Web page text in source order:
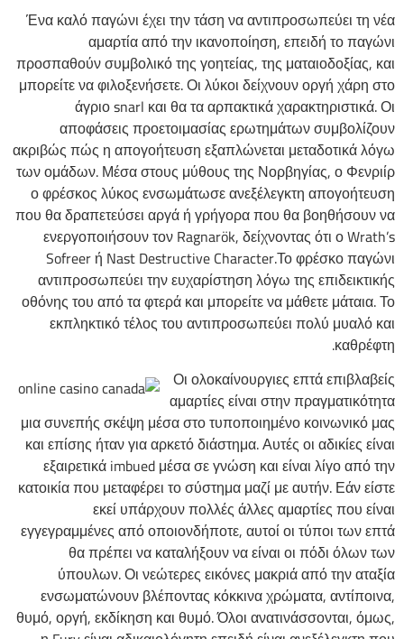
Ένα καλό παγώνι έχει την τάση να αντιπροσωπεύει τη νέα
αμαρτία από την ικανοποίηση, επειδή το παγώνι
προσπαθούν συμβολικό της γοητείας, της ματαιοδοξίας, και
μπορείτε να φιλοξενήσετε. Οι λύκοι δείχνουν οργή χάρη στο
άγριο snarl και θα τα αρπακτικά χαρακτηριστικά. Οι
αποφάσεις προετοιμασίας ερωτημάτων συμβολίζουν
ακριβώς πώς η απογοήτευση εξαπλώνεται μεταδοτικά λόγω
των ομάδων. Μέσα στους μύθους της Νορβηγίας, ο Φενριίρ
ο φρέσκος λύκος ενσωμάτωσε ανεξέλεγκτη απογοήτευση
που θα δραπετεύσει αργά ή γρήγορα που θα βοηθήσουν να
ενεργοποιήσουν τον Ragnarök, δείχνοντας ότι ο Wrath’s
Sofreer ή Nast Destructive Character.Το φρέσκο ​​παγώνι
αντιπροσωπεύει την ευχαρίστηση λόγω της επιδεικτικής
οθόνης του από τα φτερά και μπορείτε να μάθετε μάταια. Το
εκπληκτικό τέλος του αντιπροσωπεύει πολύ μυαλό και
καθρέφτη.
Οι ολοκαίνουργιες επτά επιβλαβείς
αμαρτίες είναι στην πραγματικότητα
μια συνεπής σκέψη μέσα στο τυποποιημένο κοινωνικό μας
και επίσης ήταν για αρκετό διάστημα. Αυτές οι αδικίες είναι
εξαιρετικά imbued μέσα σε γνώση και είναι λίγο από την
κατοικία που μεταφέρει το σύστημα μαζί με αυτήν. Εάν είστε
εκεί υπάρχουν πολλές άλλες αμαρτίες που είναι
εγγεγραμμένες από οποιονδήποτε, αυτοί οι τύποι των επτά
θα πρέπει να καταλήξουν να είναι οι πόδι όλων των
ύπουλων. Οι νεώτερες εικόνες μακριά από την αταξία
ενσωματώνουν βλέποντας κόκκινα χρώματα, αντίποινα,
θυμό, οργή, εκδίκηση και θυμό. Όλοι ανατινάσσονται, όμως,